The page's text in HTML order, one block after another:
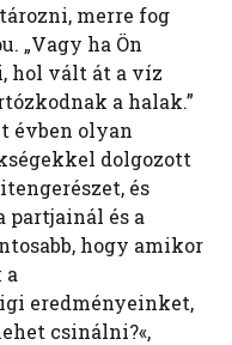
merre fog
„Vagy ha Ön
hol vált át a víz
a halak.”
évben olyan
dolgozott
és
és a
hogy amikor
a
eredményeinket,
csinálni?«,